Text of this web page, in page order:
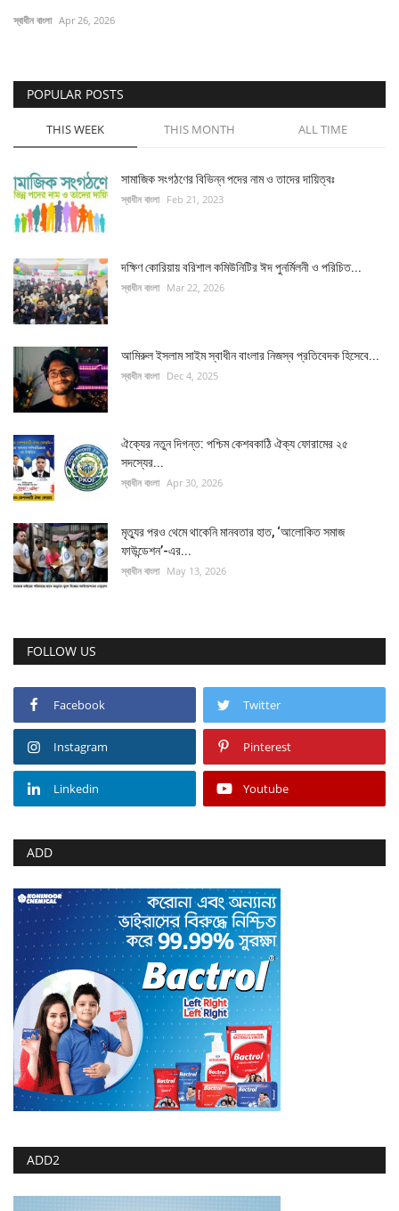
চাকরি
বিনোদন
দেশজুড়ে
Gallery
অন্যান্য
স্বাধীন বাংলা Apr 26, 2026
POPULAR POSTS
THIS WEEK THIS MONTH ALL TIME
সামাজিক সংগঠণের বিভিন্ন পদের নাম ও তাদের দায়িত্বঃ
স্বাধীন বাংলা Feb 21, 2023
দক্ষিণ কোরিয়ায় বরিশাল কমিউনিটির ঈদ পুনর্মিলনী ও পরিচিত...
স্বাধীন বাংলা Mar 22, 2026
আমিরুল ইসলাম সাইম স্বাধীন বাংলার নিজস্ব প্রতিবেদক হিসেবে...
স্বাধীন বাংলা Dec 4, 2025
ঐক্যের নতুন দিগন্ত: পশ্চিম কেশবকাঠি ঐক্য ফোরামের ২৫
সদস্যের...
স্বাধীন বাংলা Apr 30, 2026
মৃত্যুর পরও থেমে থাকেনি মানবতার হাত, ‘আলোকিত সমাজ
ফাউন্ডেশন’-এর...
স্বাধীন বাংলা May 13, 2026
FOLLOW US
Facebook Twitter
Instagram Pinterest
Linkedin Youtube
ADD
ADD2